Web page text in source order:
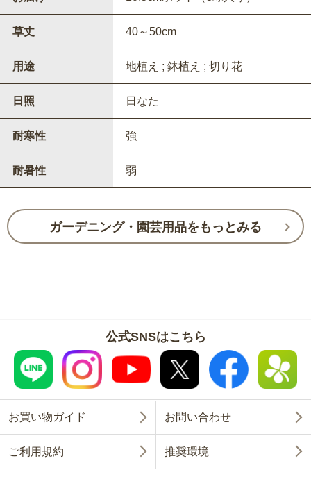
草丈 40～50cm
用途 地植え ; 鉢植え ; 切り花
日照 日なた
耐寒性 強
耐暑性 弱
ガーデニング・園芸用品をもっとみる
公式SNSはこちら
お買い物ガイド お問い合わせ
ご利用規約 推奨環境